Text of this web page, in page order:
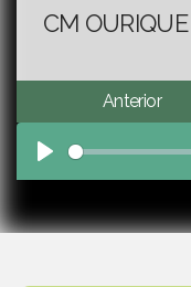
CM
Anterior
Play